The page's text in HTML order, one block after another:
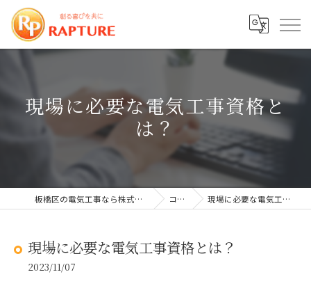
現場に必要な電気工事資格と
は？
板橋区の電気工事なら株式会社ラプチャー コラム 現場に必要な電気工事資格とは？
現場に必要な電気工事資格とは？
2023/11/07